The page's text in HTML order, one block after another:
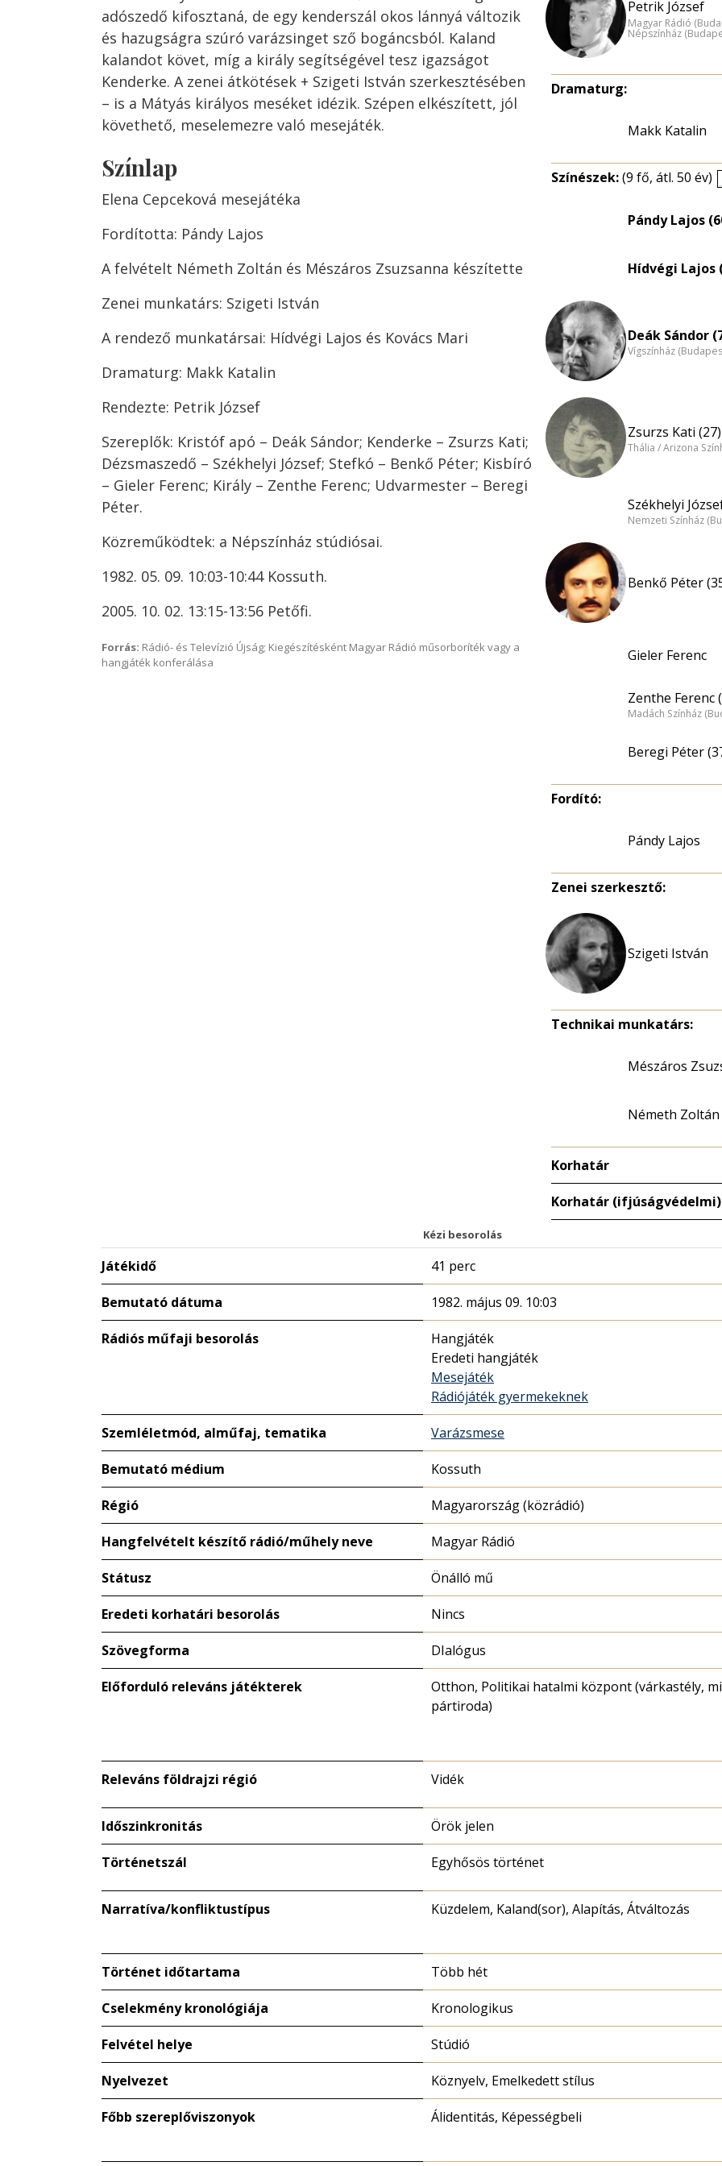
adószedő kifosztaná, de egy kenderszál okos lánnyá változik
és hazugságra szúró varázsinget sző bogáncsból. Kaland
kalandot követ, míg a király segítségével tesz igazságot
Kenderke. A zenei átkötések + Szigeti István szerkesztésében
– is a Mátyás királyos meséket idézik. Szépen elkészített, jól
követhető, meselemezre való mesejáték.
Színlap
Elena Cepceková mesejátéka
Fordította: Pándy Lajos
A felvételt Németh Zoltán és Mészáros Zsuzsanna készítette
Zenei munkatárs: Szigeti István
A rendező munkatársai: Hídvégi Lajos és Kovács Mari
Dramaturg: Makk Katalin
Rendezte: Petrik József
Szereplők: Kristóf apó – Deák Sándor; Kenderke – Zsurzs Kati;
Dézsmaszedő – Székhelyi József; Stefkó – Benkő Péter; Kisbíró
– Gieler Ferenc; Király – Zenthe Ferenc; Udvarmester – Beregi
Péter.
Közreműködtek: a Népszínház stúdiósai.
1982. 05. 09. 10:03-10:44 Kossuth.
2005. 10. 02. 13:15-13:56 Petőfi.
Forrás: Rádió- és Televízió Újság; Kiegészítésként Magyar Rádió műsorboríték vagy a
hangjáték konferálása
Petrik József
Magyar Rádió
Népszínház
Dramaturg:
Makk Katalin
Színészek:(9 fő, átl. 50 év)
Pándy Lajos
Hídvégi Lajos
Deák Sándor
Vígszínház
Zsurzs Kati (27)
Thália / Arizona
Székhelyi
Nemzeti Színház
Benkő Péter
Gieler Ferenc
Zenthe Ferenc
Madách Színház
Beregi Péter
Fordító:
Pándy Lajos
Zenei szerkesztő:
Szigeti István
Technikai munkatárs:
Mészáros
Németh Zoltán
Korhatár
Korhatár (ifjúságvédelmi)
Kézi besorolás
Játékidő 41 perc
Bemutató dátuma 1982. május 09. 10:03
Rádiós műfaji besorolás
Hangjáték
Eredeti hangjáték
Mesejáték
Rádiójáték gyermekeknek
Szemléletmód, alműfaj, tematika Varázsmese
Bemutató médium Kossuth
Régió Magyarország (közrádió)
Hangfelvételt készítő rádió/műhely neve Magyar Rádió
Státusz Önálló mű
Eredeti korhatári besorolás Nincs
Szövegforma DIalógus
Előforduló releváns játékterek
Otthon, Politikai hatalmi központ (várkastély,
pártiroda)
Releváns földrajzi régió Vidék
Időszinkronitás Örök jelen
Történetszál Egyhősös történet
Narratíva/konfliktustípus Küzdelem, Kaland(sor), Alapítás, Átváltozás
Történet időtartama Több hét
Cselekmény kronológiája Kronologikus
Felvétel helye Stúdió
Nyelvezet Köznyelv, Emelkedett stílus
Főbb szereplőviszonyok Álidentitás, Képességbeli